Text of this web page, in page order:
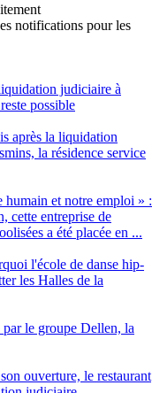
notifications pour les
judiciaire à
possible
après la liquidation
la résidence service
humain et notre emploi » :
cette entreprise de
a été placée en ...
l'école de danse hip-
les Halles de la
le groupe Dellen, la
ouverture, le restaurant